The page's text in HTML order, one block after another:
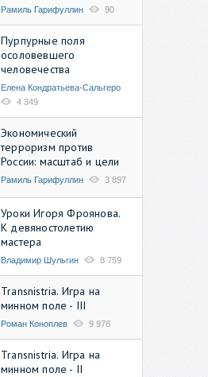
Рамиль Гарифуллин 90
Пурпурные поля
осоловевшего
человечества
Елена Кондратьева-Сальгеро
4 349
Экономический
терроризм против
России: масштаб и цели
Рамиль Гарифуллин 3 897
Уроки Игоря Фроянова.
К девяностолетию
мастера
Владимир Шульгин 8 759
Transnistria. Игра на
минном поле - III
Роман Коноплев 9 978
Transnistria. Игра на
минном поле - II